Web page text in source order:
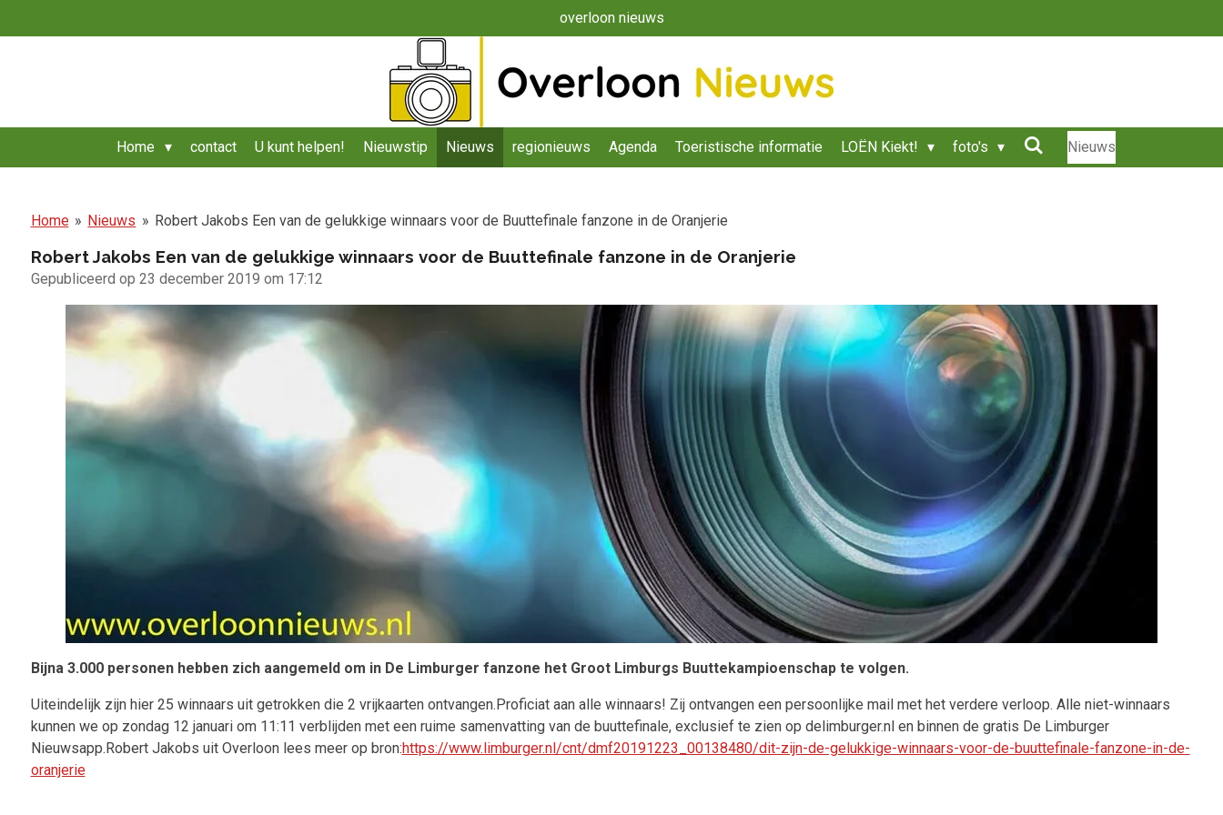
direct
overloon nieuws
Home contact U kunt helpen! Nieuwstip Nieuws regionieuws Agenda Toeristische informatie LOËN Kiekt! foto's Nieuws
Home » Nieuws » Robert Jakobs Een van de gelukkige winnaars voor de Buuttefinale fanzone in de Oranjerie
Robert Jakobs Een van de gelukkige winnaars voor de Buuttefinale fanzone in de Oranjerie
Gepubliceerd op 23 december 2019 om 17:12
Bijna 3.000 personen hebben zich aangemeld om in De Limburger fanzone het Groot Limburgs Buuttekampioenschap te volgen.
Uiteindelijk zijn hier 25 winnaars uit getrokken die 2 vrijkaarten ontvangen. Proficiat aan alle winnaars! Zij ontvangen een persoonlijke mail met het verdere verloop. Alle niet-winnaars
kunnen we op zondag 12 januari om 11:11 verblijden met een ruime samenvatting van de buuttefinale, exclusief te zien op delimburger.nl en binnen de gratis De Limburger
Nieuwsapp. Robert Jakobs uit Overloon lees meer op bron:https://www.limburger.nl/cnt/dmf20191223_00138480/dit-zijn-de-gelukkige-winnaars-voor-de-buuttefinale-fanzone-in-de-
oranjerie